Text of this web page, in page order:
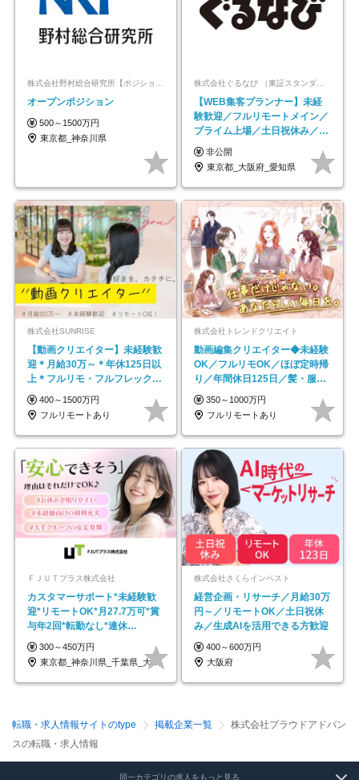
株式会社野村総合研究所【ポジションマッチ登録】
オープンポジション
500～1500万円
東京都_神奈川県
株式会社ぐるなび （東証スタンダード上場）
【WEB集客プランナー】未経
験歓迎／フルリモートメイン／
プライム上場／土日祝休み／東
京・大阪・名古屋
非公開
東京都_大阪府_愛知県
株式会社SUNRISE
【動画クリエイター】未経験歓
迎＊月給30万～＊年休125日以
上＊フルリモ・フルフレックス
◆10名の採用が決定◆
400～1500万円
フルリモートあり
株式会社トレンドクリエイト
動画編集クリエイター◆未経験
OK／フルリモOK／ほぼ定時帰
り／年間休日125日／髪・服・
ネイル自由／副業OK
350～1000万円
フルリモートあり
ＦＪＵＴプラス株式会社
カスタマーサポート*未経験歓
迎*リモートOK*月27.7万可*賞
与年2回*転勤なし*連休
OK/ZE010232
300～450万円
東京都_神奈川県_千葉県_大阪府_愛知県…
株式会社さくらインベスト
経営企画・リサーチ／月給30万
円～／リモートOK／土日祝休
み／生成AIを活用できる方歓迎
400～600万円
大阪府
転職・求人情報サイトのtype 掲載企業一覧
株式会社プラウドアドバン
スの転職・求人情報
同一カテゴリの求人をもっと見る